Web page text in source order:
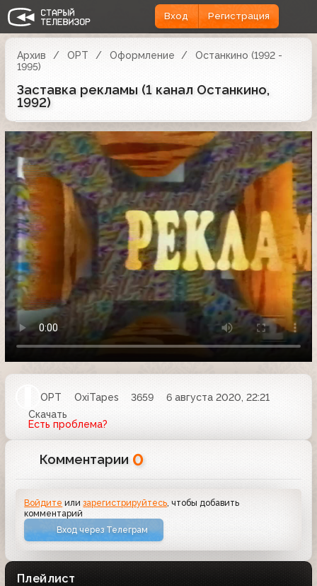
Вход Регистрация
Архив ОРТ Оформление
Останкино (1992 -
1995)
Заставка рекламы (1 канал Останкино,
1992)
ОРТ OxiTapes 3659
6 августа 2020, 22:21
Скачать
Есть проблема?
Комментарии 0
Войдите илизарегистрируйтесь, чтобы добавить
комментарий
Вход через Телеграм
Плейлист